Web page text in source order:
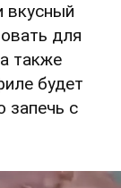
вкусный
для
также
будет
запечь с